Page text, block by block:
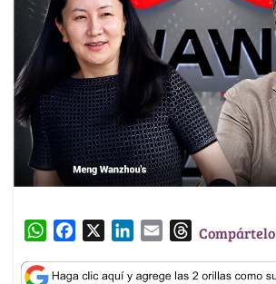
W
a
c
n
a
T
r
Compártelo